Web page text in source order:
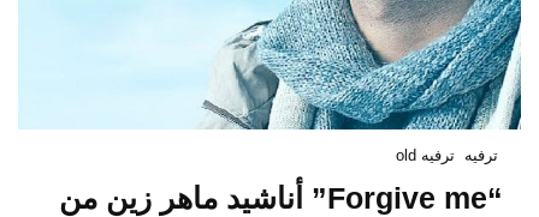
ترفيه ترفيه old
“Forgive me” أناشيد ماهر زين من